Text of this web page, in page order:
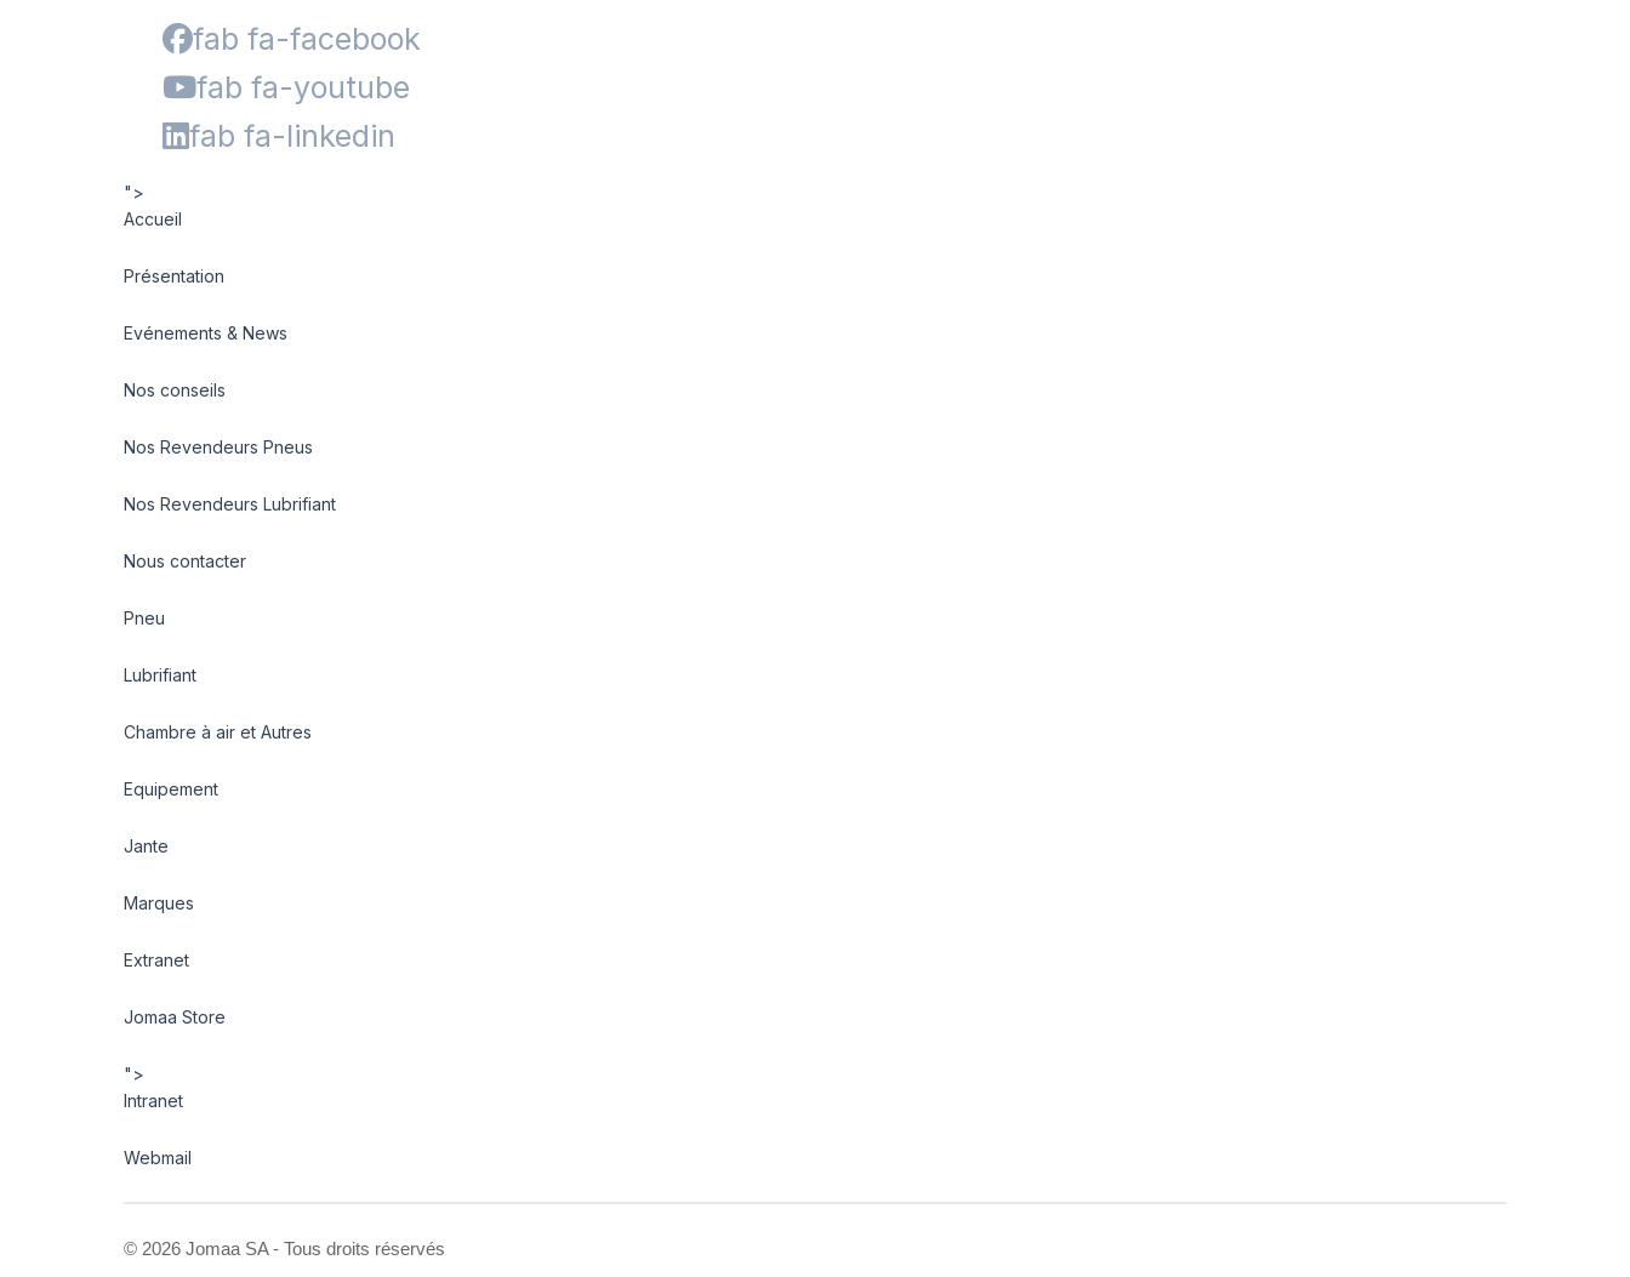
fab fa-facebook
fab fa-youtube
fab fa-linkedin
">
Accueil
Présentation
Evénements & News
Nos conseils
Nos Revendeurs Pneus
Nos Revendeurs Lubrifiant
Nous contacter
Pneu
Lubrifiant
Chambre à air et Autres
Equipement
Jante
Marques
Extranet
Jomaa Store
">
Intranet
Webmail
© 2026 Jomaa SA - Tous droits réservés